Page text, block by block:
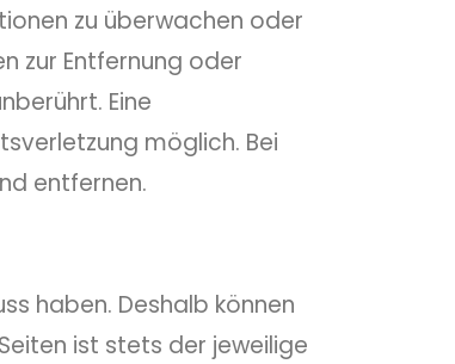
zu überwachen oder
zur Entfernung oder
Eine
möglich. Bei
entfernen.
haben. Deshalb können
ist stets der jeweilige